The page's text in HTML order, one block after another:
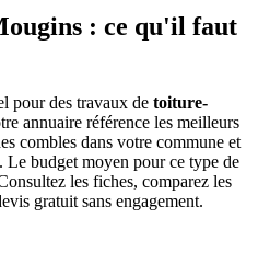
: ce qu'il faut
pour des travaux de toiture-
annuaire référence les meilleurs
combles dans votre commune et
budget moyen pour ce type de
les fiches, comparez les
gratuit sans engagement.